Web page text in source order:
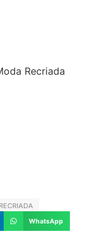
Recriada
WhatsApp